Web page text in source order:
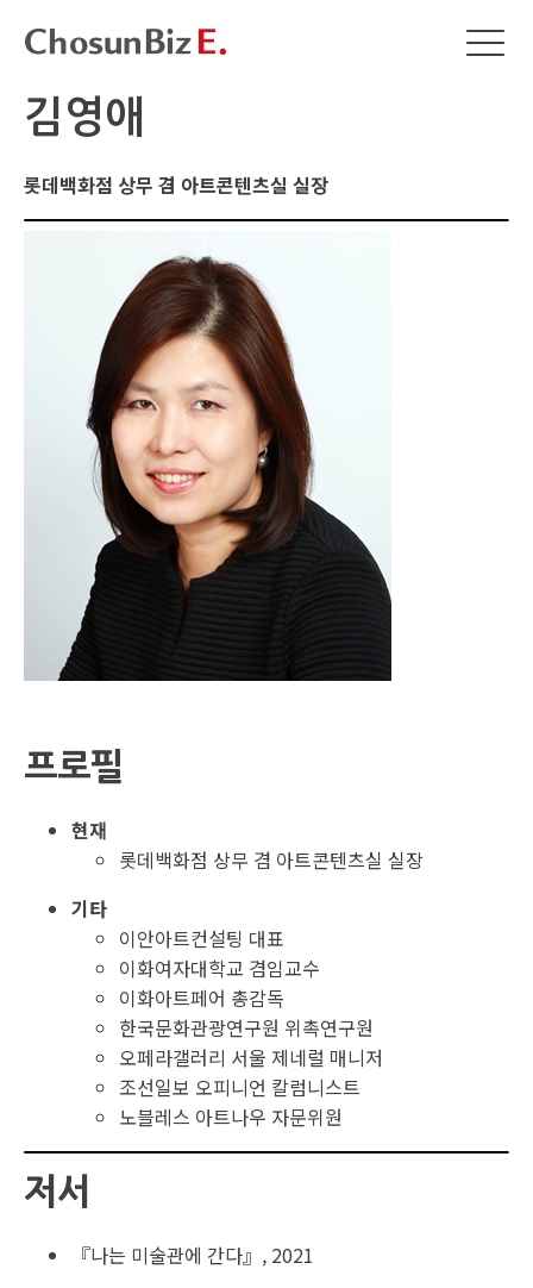
김영애
롯데백화점 상무 겸 아트콘텐츠실 실장
프로필
현재
롯데백화점 상무 겸 아트콘텐츠실 실장
기타
이안아트컨설팅 대표
이화여자대학교 겸임교수
이화아트페어 총감독
한국문화관광연구원 위촉연구원
오페라갤러리 서울 제네럴 매니저
조선일보 오피니언 칼럼니스트
노블레스 아트나우 자문위원
저서
『나는 미술관에 간다』, 2021